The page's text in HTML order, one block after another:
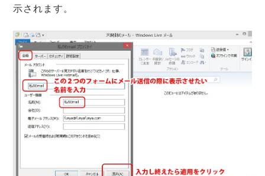
示されます。